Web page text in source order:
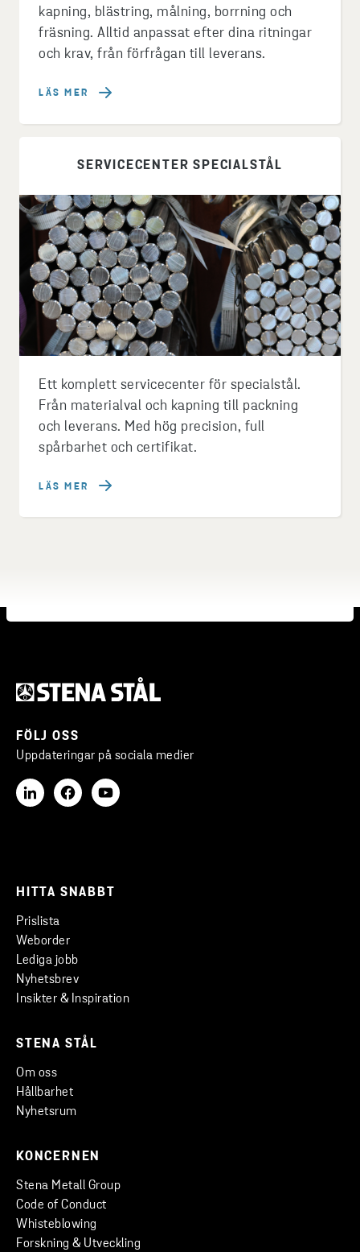
kapning, blästring, målning, borrning och
fräsning. Alltid anpassat efter dina ritningar
och krav, från förfrågan till leverans.
LÄS MER
SERVICECENTER SPECIALSTÅL
Ett komplett servicecenter för specialstål.
Från materialval och kapning till packning
och leverans. Med hög precision, full
spårbarhet och certifikat.
LÄS MER
FÖLJ OSS
Uppdateringar på sociala medier
HITTA SNABBT
Prislista
Weborder
Lediga jobb
Nyhetsbrev
Insikter & Inspiration
STENA STÅL
Om oss
Hållbarhet
Nyhetsrum
KONCERNEN
Stena Metall Group
Code of Conduct
Whisteblowing
Forskning & Utveckling